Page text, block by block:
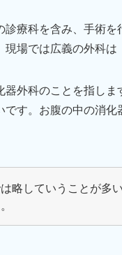
診療科を含み、手術
場では広義の外科は
外科のことを指し
す。お腹の中の消
略していうことが多